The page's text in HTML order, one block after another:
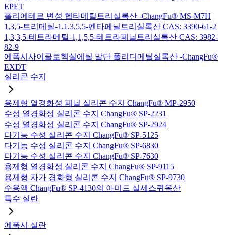
EPET
폴리에테르 변성 헵타메틸트리실록산 -ChangFu® MS-M7H
1,3,5-트리메틸-1,1,3,5,5-펜타페닐트리실록산 CAS: 3390-61-2
1,3,3,5-테트라메틸-1,1,5,5-테트라페닐트리실록산 CAS: 3982-
82-9
에폭시사이클로헥실에틸 말단 폴리디메틸실록산 -ChangFu®
EXDT
실리콘 수지
용제형 열경화성 페닐 실리콘 수지 ChangFu® MP-2950
수성 열경화성 실리콘 수지 ChangFu® SP-2231
수성 열경화성 실리콘 수지 ChangFu® SP-2924
다기능 수성 실리콘 수지 ChangFu® SP-5125
다기능 수성 실리콘 수지 ChangFu® SP-6830
다기능 수성 실리콘 수지 ChangFu® SP-7630
용제형 열경화성 실리콘 수지 ChangFu® SP-9115
용제형 자가 경화형 실리콘 수지 ChangFu® SP-9730
수용액 ChangFu® SP-4130의 아미드 실세스퀴옥산
특수 실란
에폭시 실란